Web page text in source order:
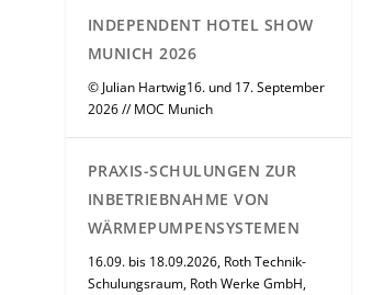
INDEPENDENT HOTEL SHOW
MUNICH 2026
© Julian Hartwig16. und 17. September
2026 // MOC Munich
PRAXIS-SCHULUNGEN ZUR
INBETRIEBNAHME VON
WÄRMEPUMPENSYSTEMEN
16.09. bis 18.09.2026, Roth Technik-
Schulungsraum, Roth Werke GmbH,